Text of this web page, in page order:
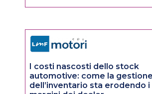
I costi nascosti dello stock
automotive: come la gestione
dell’inventario sta erodendo i